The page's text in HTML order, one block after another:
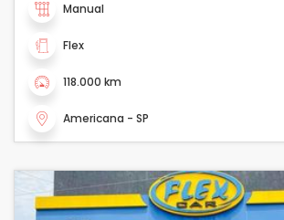
Manual
Flex
118.000 km
Americana - SP